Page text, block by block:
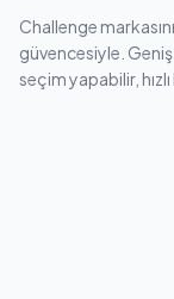
Challenge
güvencesiyle.
seçim yapabilir,